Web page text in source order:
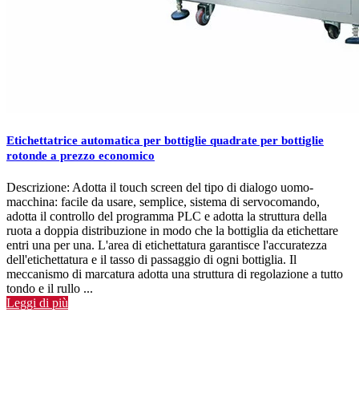
Etichettatrice automatica per bottiglie quadrate per bottiglie
rotonde a prezzo economico
Descrizione: Adotta il touch screen del tipo di dialogo uomo-
macchina: facile da usare, semplice, sistema di servocomando,
adotta il controllo del programma PLC e adotta la struttura della
ruota a doppia distribuzione in modo che la bottiglia da etichettare
entri una per una. L'area di etichettatura garantisce l'accuratezza
dell'etichettatura e il tasso di passaggio di ogni bottiglia. Il
meccanismo di marcatura adotta una struttura di regolazione a tutto
tondo e il rullo ...
Leggi di più